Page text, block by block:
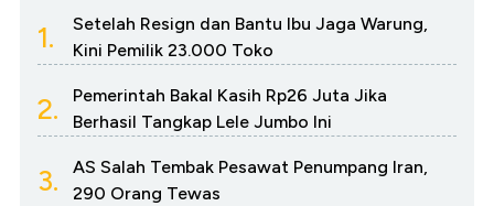
1.
Setelah Resign dan Bantu Ibu Jaga Warung,
Kini Pemilik 23.000 Toko
2.
Pemerintah Bakal Kasih Rp26 Juta Jika
Berhasil Tangkap Lele Jumbo Ini
3.
AS Salah Tembak Pesawat Penumpang Iran,
290 Orang Tewas